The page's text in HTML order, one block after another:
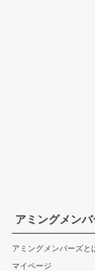
アミングメン
アミングメンバーズと
マイページ